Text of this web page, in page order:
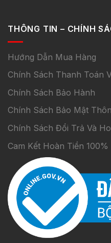
THÔNG TIN – CHÍNH
Hướng Dẫn Mua Hàng
Chính Sách Thanh Toán
Chính Sách Bảo Hành
Chính Sách Bảo Mật
Chính Sách Đổi Trả Và
Cam Kết Hoàn Tiền 100%